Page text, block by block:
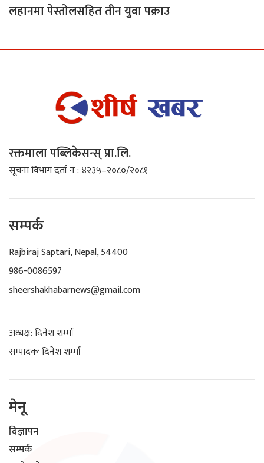
लहानमा पेस्तोलसहित तीन युवा पक्राउ
रक्तमाला पब्लिकेसन्स् प्रा.लि.
सूचना विभाग दर्ता नं : ४२३५–२०८०/२०८१
सम्पर्क
Rajbiraj Saptari, Nepal, 54400
986-0086597
sheershakhabarnews@gmail.com
अध्यक्ष: दिनेश शर्म्मा
सम्पादकः दिनेश शर्म्मा
मेनू
विज्ञापन
सम्पर्क